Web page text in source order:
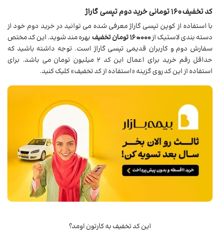
کد تخفیف 160 تومانی خرید دوم تپسی گاراژ
با استفاده از کوپن تپسی گاراژ معرفی شده می توانید در خرید دوم خود از
دسته بندی لاستیک از160،000 تومان تخفیف
بهره مند شوید. این کد مختص
سفارش دوم و کاربران قدیمی تپسی گاراژ است. توجه داشته باشید که
حداقل رقم خرید برای اعمال این کد 2 میلیون تومان می باشد. برای
استفاده از این کد روی گزینه «استفاده از کد تخفیف» کلیک کنید.
این کد تخفیف به کارتون اومد؟